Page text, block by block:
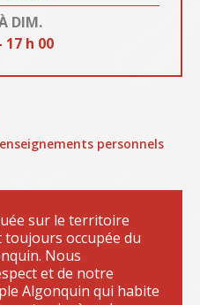
DIM.
17 h 00
personnels
sur le territoire
occupée du
Nous
et de notre
Algonquin qui habite